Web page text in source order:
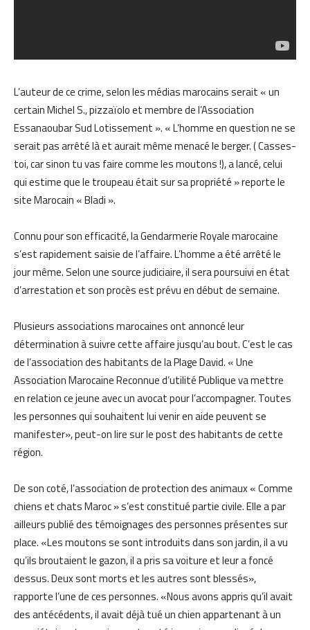
L’auteur de ce crime, selon les médias marocains serait « un
certain Michel S., pizzaïolo et membre de l’Association
Essanaoubar Sud Lotissement ». « L’homme en question ne se
serait pas arrêté là et aurait même menacé le berger. ( Casses-
toi, car sinon tu vas faire comme les moutons !), a lancé, celui
qui estime que le troupeau était sur sa propriété » reporte le
site Marocain « Bladi ».
Connu pour son efficacité, la Gendarmerie Royale marocaine
s’est rapidement saisie de l’affaire. L’homme a été arrêté le
jour même. Selon une source judiciaire, il sera poursuivi en état
d’arrestation et son procès est prévu en début de semaine.
Plusieurs associations marocaines ont annoncé leur
détermination à suivre cette affaire jusqu’au bout. C’est le cas
de l’association des habitants de la Plage David. « Une
Association Marocaine Reconnue d’utilité Publique va mettre
en relation ce jeune avec un avocat pour l’accompagner. Toutes
les personnes qui souhaitent lui venir en aide peuvent se
manifester», peut-on lire sur le post des habitants de cette
région.
De son coté, l’association de protection des animaux « Comme
chiens et chats Maroc » s’est constitué partie civile. Elle a par
ailleurs publié des témoignages des personnes présentes sur
place. «Les moutons se sont introduits dans son jardin, il a vu
qu’ils broutaient le gazon, il a pris sa voiture et leur a foncé
dessus. Deux sont morts et les autres sont blessés»,
rapporte l’une de ces personnes. «Nous avons appris qu’il avait
des antécédents, il avait déjà tué un chien appartenant à un